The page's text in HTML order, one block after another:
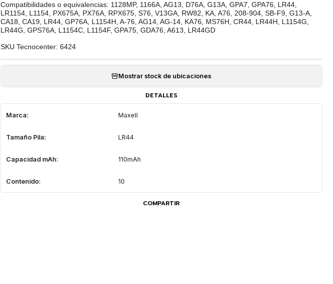
Compatibilidades o equivalencias: 1128MP, 1166A, AG13, D76A, G13A, GPA7, GPA76, LR44,
LR1154, L1154, PX675A, PX76A, RPX675, S76, V13GA, RW82, KA, A76, 208-904, SB-F9, G13-A,
CA18, CA19, LR44, GP76A, L1154H, A-76, AG14, AG-14, KA76, MS76H, CR44, LR44H, L1154G,
LR44G, GPS76A, L1154C, L1154F, GPA75, GDA76, A613, LR44GD
SKU Tecnocenter: 6424
Mostrar stock de ubicaciones
DETALLES
Marca: Maxell
Tamaño Pila: LR44
Capacidad mAh: 110mAh
Contenido: 10
COMPARTIR